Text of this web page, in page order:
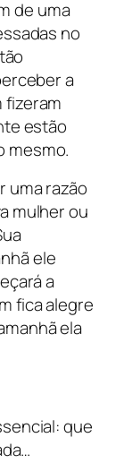
de uma
no
a
fizeram
estão
mesmo.
uma razão
mulher ou
ele
a
fica alegre
ela
que